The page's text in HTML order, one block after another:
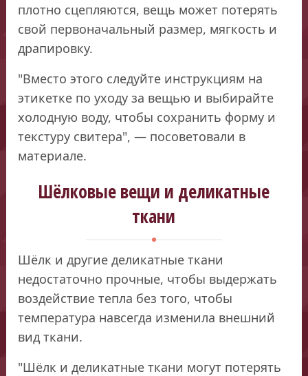
плотно сцепляются, вещь может потерять
свой первоначальный размер, мягкость и
драпировку.
"Вместо этого следуйте инструкциям на
этикетке по уходу за вещью и выбирайте
холодную воду, чтобы сохранить форму и
текстуру свитера", — посоветовали в
материале.
Шёлковые вещи и деликатные
ткани
Шёлк и другие деликатные ткани
недостаточно прочные, чтобы выдержать
воздействие тепла без того, чтобы
температура навсегда изменила внешний
вид ткани.
"Шёлк и деликатные ткани могут потерять